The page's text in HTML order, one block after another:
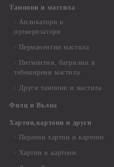
Тампони и мастила
Апликатори и
пулверизатори
Перманентни мастила
Пигментни, багрилни и
тебеширени мастила
Други тампони и мастила
Филц и Вълна
Хартии,картони и други
Перлени хартии и картони
Хартии и картони